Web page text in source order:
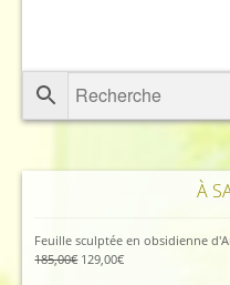
À
Feuille sculptée en obsidienne
185,00€ Le
129,00€Le